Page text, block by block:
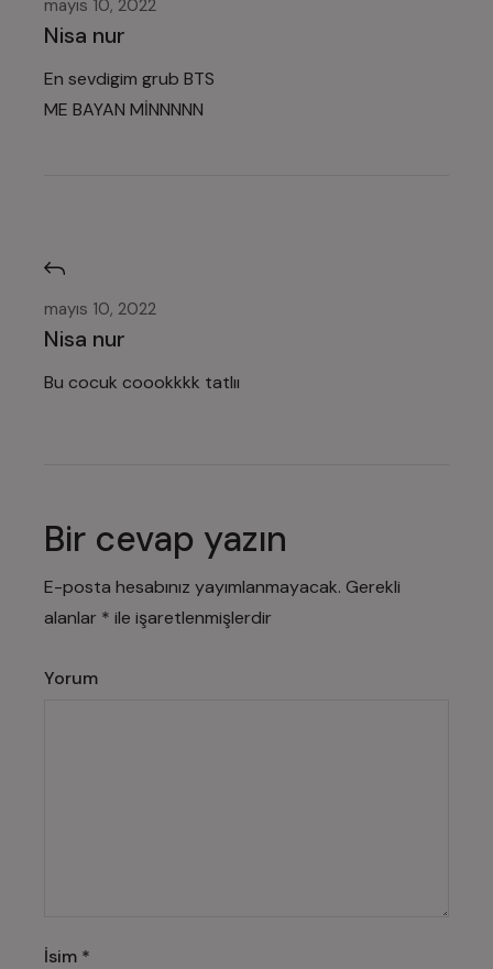
mayıs 10, 2022
Nisa nur
En sevdigim grub BTS
ME BAYAN MİNNNNN
mayıs 10, 2022
Nisa nur
Bu cocuk coookkkk tatlıı
Bir cevap yazın
E-posta hesabınız yayımlanmayacak. Gerekli
alanlar * ile işaretlenmişlerdir
Yorum
İsim *